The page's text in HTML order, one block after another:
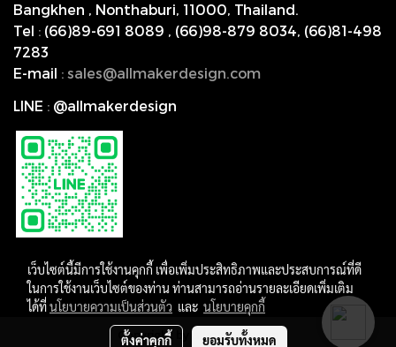
Bangkhen , Nonthaburi, 11000, Thailand.
Tel : (66)89-691 8089 , (66)98-879 8034, (66)81-498
7283
E-mail : sales@allmakerdesign.com
LINE : @allmakerdesign
Copyright by allmakerdesign
เว็บไซต์นี้มีการใช้งานคุกกี้ เพื่อเพิ่มประสิทธิภาพและประสบการณ์ที่ดี
ในการใช้งานเว็บไซต์ของท่าน ท่านสามารถอ่านรายละเอียดเพิ่มเติม
ได้ที่นโยบายความเป็นส่วนตัว และ นโยบายคุกกี้
ตั้งค่าคุกกี้ ยอมรับทั้งหมด